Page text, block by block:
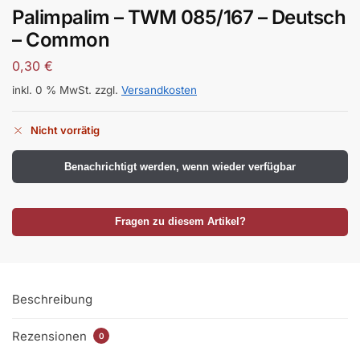
Palimpalim – TWM 085/167 – Deutsch
– Common
0,30 €
inkl. 0 % MwSt. zzgl. Versandkosten
Nicht vorrätig
Benachrichtigt werden, wenn wieder verfügbar
Fragen zu diesem Artikel?
Beschreibung
Rezensionen 0